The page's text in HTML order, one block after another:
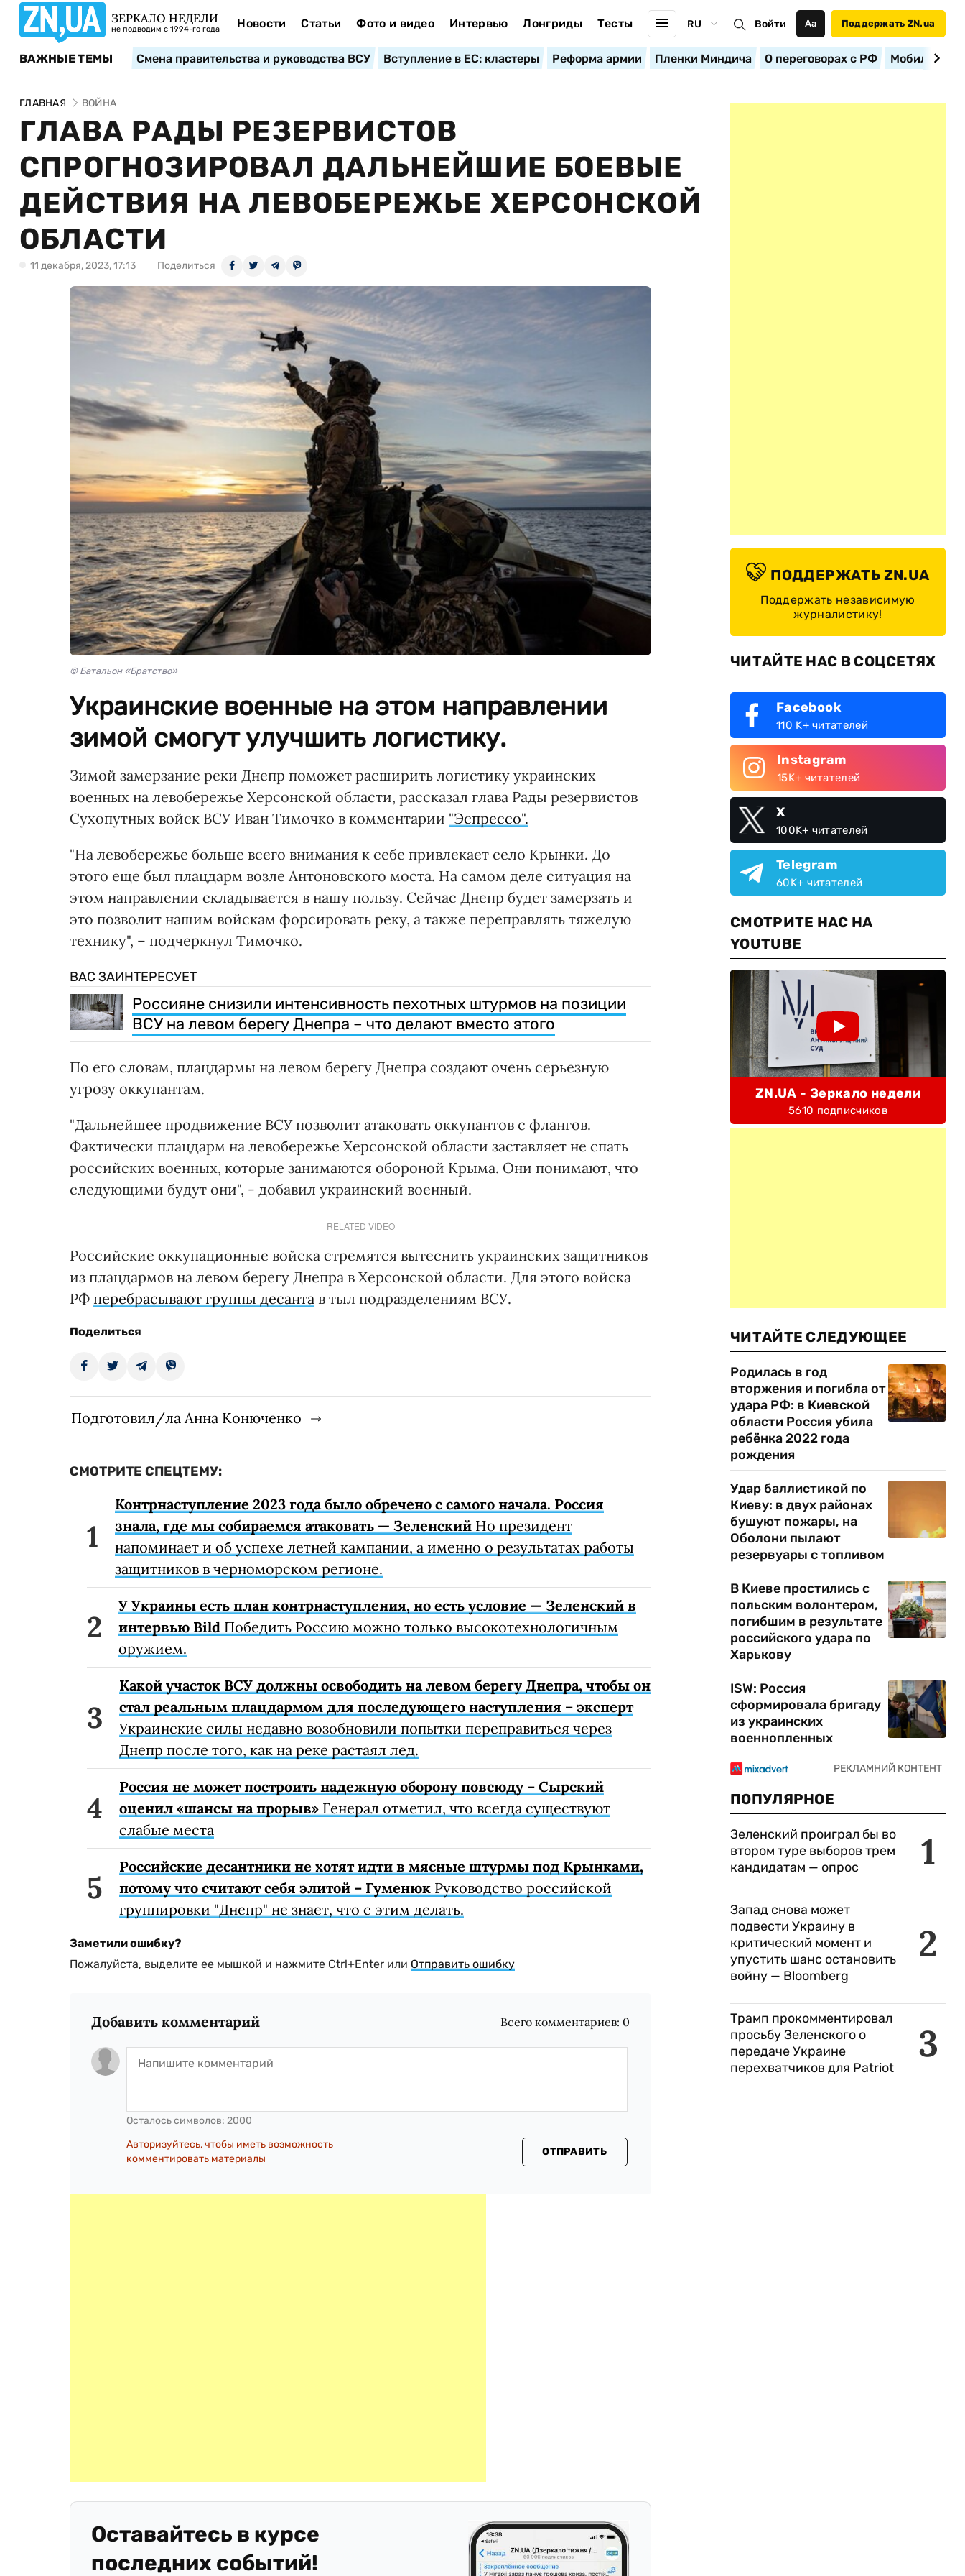
ЗЕРКАЛО НЕДЕЛИ
не подводим с 1994-го года Новости Статьи Фото и видео Интервью Лонгриды Тесты RU Войти Аа Поддержать ZN.ua
ВАЖНЫЕ ТЕМЫ Смена правительства и руководства ВСУ Вступление в ЕС: кластеры Реформа армии Пленки Миндича О переговорах с РФ
ГЛАВНАЯ ВОЙНА
ГЛАВА РАДЫ РЕЗЕРВИСТОВ
СПРОГНОЗИРОВАЛ ДАЛЬНЕЙШИЕ БОЕВЫЕ
ДЕЙСТВИЯ НА ЛЕВОБЕРЕЖЬЕ ХЕРСОНСКОЙ
ОБЛАСТИ
11 декабря, 2023, 17:13 Поделиться
© Батальон «Братство»
Украинские военные на этом направлении
зимой смогут улучшить логистику.
Зимой замерзание реки Днепр поможет расширить логистику украинских
военных на левобережье Херсонской области, рассказал глава Рады резервистов
Сухопутных войск ВСУ Иван Тимочко в комментарии "Эспрессо".
"На левобережье больше всего внимания к себе привлекает село Крынки. До
этого еще был плацдарм возле Антоновского моста. На самом деле ситуация на
этом направлении складывается в нашу пользу. Сейчас Днепр будет замерзать и
это позволит нашим войскам форсировать реку, а также переправлять тяжелую
технику", – подчеркнул Тимочко.
ВАС ЗАИНТЕРЕСУЕТ
Россияне снизили интенсивность пехотных штурмов на позиции
ВСУ на левом берегу Днепра – что делают вместо этого
По его словам, плацдармы на левом берегу Днепра создают очень серьезную
угрозу оккупантам.
"Дальнейшее продвижение ВСУ позволит атаковать оккупантов с флангов.
Фактически плацдарм на левобережье Херсонской области заставляет не спать
российских военных, которые занимаются обороной Крыма. Они понимают, что
следующими будут они", - добавил украинский военный.
RELATED VIDEO
Российские оккупационные войска стремятся вытеснить украинских защитников
из плацдармов на левом берегу Днепра в Херсонской области. Для этого войска
РФ перебрасывают группы десанта в тыл подразделениям ВСУ.
Поделиться
Подготовил/ла Анна Конюченко
СМОТРИТЕ СПЕЦТЕМУ:
Контрнаступление 2023 года было обречено с самого начала. Россия
знала, где мы собираемся атаковать — Зеленский Но президент
напоминает и об успехе летней кампании, а именно о результатах работы
защитников в черноморском регионе.
У Украины есть план контрнаступления, но есть условие — Зеленский в
интервью Bild Победить Россию можно только высокотехнологичным
оружием.
Какой участок ВСУ должны освободить на левом берегу Днепра, чтобы он
стал реальным плацдармом для последующего наступления – эксперт
Украинские силы недавно возобновили попытки переправиться через
Днепр после того, как на реке растаял лед.
Россия не может построить надежную оборону повсюду – Сырский
оценил «шансы на прорыв» Генерал отметил, что всегда существуют
слабые места
Российские десантники не хотят идти в мясные штурмы под Крынками,
потому что считают себя элитой – Гуменюк Руководство российской
группировки "Днепр" не знает, что с этим делать.
Заметили ошибку?
Пожалуйста, выделите ее мышкой и нажмите Ctrl+Enter или Отправить ошибку
Добавить комментарий Всего комментариев: 0
Осталось символов: 2000
Авторизуйтесь, чтобы иметь возможность
комментировать материалы
ОТПРАВИТЬ
Оставайтесь в курсе
последних событий!
ПОДДЕРЖАТЬ ZN.UA
Поддержать независимую
журналистику!
ЧИТАЙТЕ НАС В СОЦСЕТЯХ
Facebook
110 K+ читателей
Instagram
15K+ читателей
X
100K+ читателей
Telegram
60K+ читателей
СМОТРИТЕ НАС НА
YOUTUBE
ZN.UA - Зеркало недели
5610 подписчиков
ЧИТАЙТЕ СЛЕДУЮЩЕЕ
Родилась в год
вторжения и погибла от
удара РФ: в Киевской
области Россия убила
ребёнка 2022 года
рождения
Удар баллистикой по
Киеву: в двух районах
бушуют пожары, на
Оболони пылают
резервуары с топливом
В Киеве простились с
польским волонтером,
погибшим в результате
российского удара по
Харькову
ISW: Россия
сформировала бригаду
из украинских
военнопленных
ПОПУЛЯРНОЕ
1
Зеленский проиграл бы во
втором туре выборов трем
кандидатам — опрос
2
Запад снова может
подвести Украину в
критический момент и
упустить шанс остановить
войну — Bloomberg
3
Трамп прокомментировал
просьбу Зеленского о
передаче Украине
перехватчиков для Patriot